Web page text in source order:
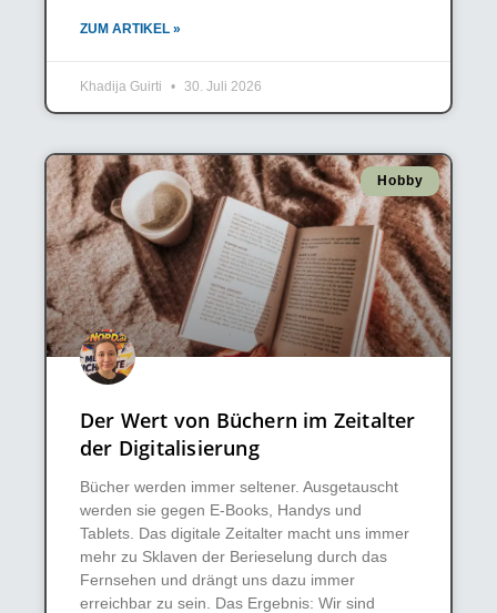
ZUM ARTIKEL »
Khadija Guirti 30. Juli 2026
Hobby
Der Wert von Büchern im Zeitalter
der Digitalisierung
Bücher werden immer seltener. Ausgetauscht
werden sie gegen E-Books, Handys und
Tablets. Das digitale Zeitalter macht uns immer
mehr zu Sklaven der Berieselung durch das
Fernsehen und drängt uns dazu immer
erreichbar zu sein. Das Ergebnis: Wir sind